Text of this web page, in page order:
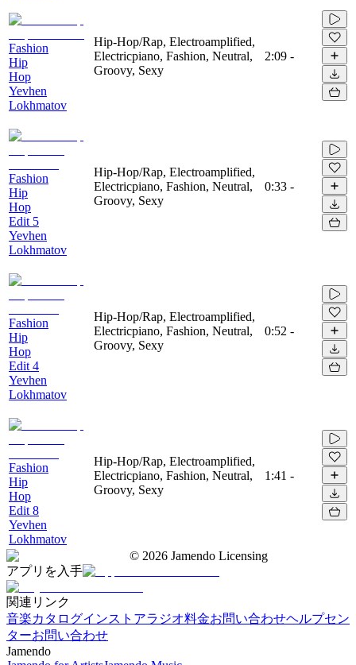
Fashion
Hip
Hop
Yevhen
Lokhmatov
Hip-Hop/Rap, Electroamplified,
Electricpiano, Fashion, Neutral,
Groovy, Sexy
2:09 -
Fashion
Hip
Hop
Edit 5
Yevhen
Lokhmatov
Hip-Hop/Rap, Electroamplified,
Electricpiano, Fashion, Neutral,
Groovy, Sexy
0:33 -
Fashion
Hip
Hop
Edit 4
Yevhen
Lokhmatov
Hip-Hop/Rap, Electroamplified,
Electricpiano, Fashion, Neutral,
Groovy, Sexy
0:52 -
Fashion
Hip
Hop
Edit 8
Yevhen
Lokhmatov
Hip-Hop/Rap, Electroamplified,
Electricpiano, Fashion, Neutral,
Groovy, Sexy
1:41 -
© 2026 Jamendo Licensing
アプリを入手
関連リンク
音楽カタログインストアラジオ料金お問い合わせヘルプセン
ターお問い合わせ
Jamendo